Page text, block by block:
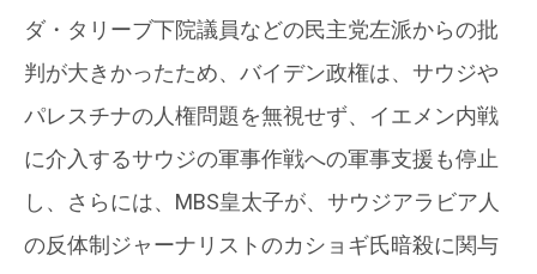
ダ・タリーブ下院議員などの民主党左派からの批
判が大きかったため、バイデン政権は、サウジや
パレスチナの人権問題を無視せず、イエメン内戦
に介入するサウジの軍事作戦への軍事支援も停止
し、さらには、MBS皇太子が、サウジアラビア人
の反体制ジャーナリストのカショギ氏暗殺に関与